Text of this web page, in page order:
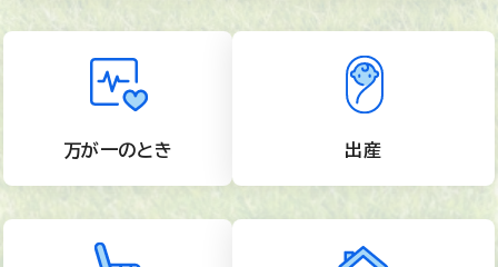
万が一のとき 出産